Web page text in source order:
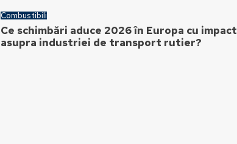
Combustibili
Ce schimbări aduce 2026 în Europa cu impact
asupra industriei de transport rutier?